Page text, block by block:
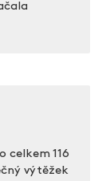
celkem 116
výtěžek